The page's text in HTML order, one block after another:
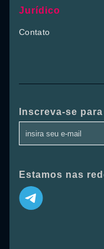
Jurídico
Contato
Inscreva-se
Estamos nas